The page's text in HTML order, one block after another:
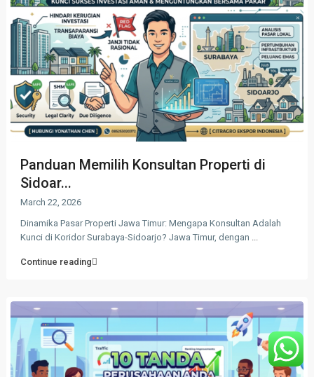
Panduan Memilih Konsultan Properti di
Sidoar...
March 22, 2026
Dinamika Pasar Properti Jawa Timur: Mengapa Konsultan Adalah
Kunci di Koridor Surabaya-Sidoarjo? Jawa Timur, dengan
Continue reading